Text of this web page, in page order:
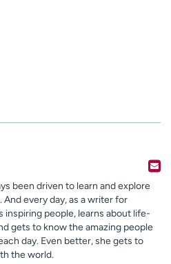
been driven to learn and explore
every day, as a writer for
inspiring people, learns about life-
gets to know the amazing people
day. Even better, she gets to
the world.